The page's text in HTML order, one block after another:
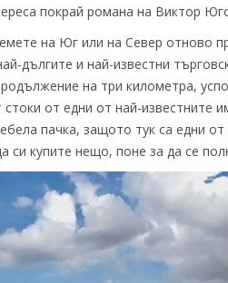
покрай романа на Виктор
на Юг или на Севeр отново
дългите и най-известни
на три километра,
от едни от най-известните
пачка, защото тук са едни
си купите нещо, поне за да се